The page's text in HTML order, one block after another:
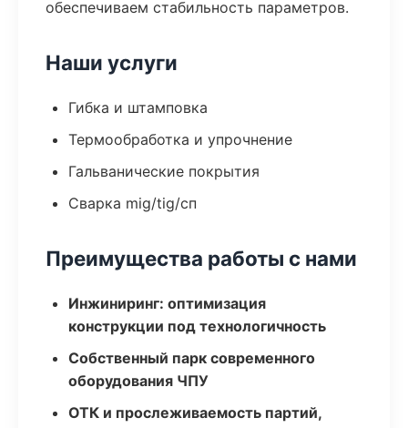
обеспечиваем стабильность параметров.
Наши услуги
Гибка и штамповка
Термообработка и упрочнение
Гальванические покрытия
Сварка mig/tig/сп
Преимущества работы с нами
Инжиниринг: оптимизация
конструкции под технологичность
Собственный парк современного
оборудования ЧПУ
ОТК и прослеживаемость партий,